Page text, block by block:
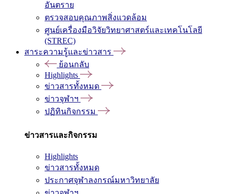
อันตราย
ตรวจสอบคุณภาพสิ่งแวดล้อม
ศูนย์เครื่องมือวิจัยวิทยาศาสตร์และเทคโนโลยี
(STREC)
สาระความรู้และข่าวสาร
ย้อนกลับ
Highlights
ข่าวสารทั้งหมด
ข่าวจุฬาฯ
ปฏิทินกิจกรรม
ข่าวสารและกิจกรรม
Highlights
ข่าวสารทั้งหมด
ประกาศจุฬาลงกรณ์มหาวิทยาลัย